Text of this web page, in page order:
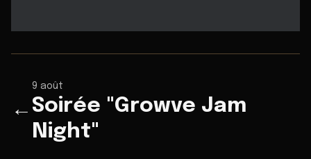
←
9 août
Soirée "Growve Jam
Night"